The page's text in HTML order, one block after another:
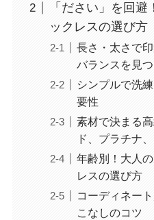
「ださい」を回
ックレスの選び方
長さ・太さで
バランスを見
シンプルで洗
要性
素材で決まる
ド、プラチナ
年齢別！大人
レスの選び方
コーディネー
こなしのコツ